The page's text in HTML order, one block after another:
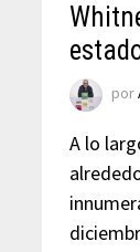
por
A lo